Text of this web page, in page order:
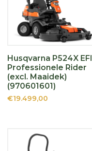
Husqvarna P524X EFI
Professionele Rider
(excl. Maaidek)
(970601601)
€19.499,00